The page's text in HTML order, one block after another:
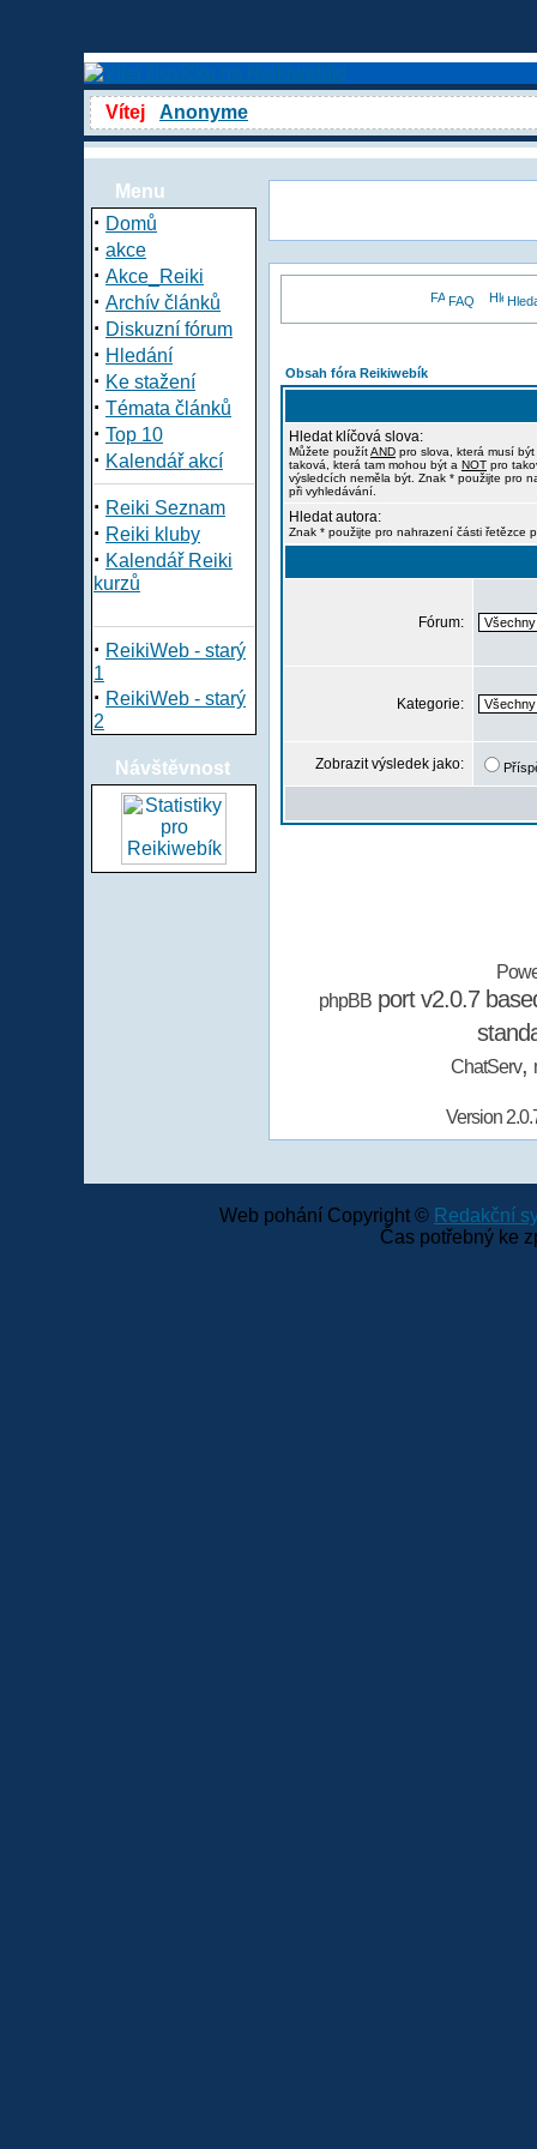
Vítej Anonyme
Menu
· Domů
· akce
· Akce_Reiki
· Archív článků
· Diskuzní fórum
· Hledání
· Ke stažení
· Témata článků
· Top 10
· Kalendář akcí
· Reiki Seznam
· Reiki kluby
· Kalendář Reiki
kurzů
· ReikiWeb - starý
1
· ReikiWeb - starý
2
Návštěvnost
FAQ
Obsah fóra Reikiwebík
Hledat klíčová slova:
Můžete použítAND pro slova, která musí
taková, která tam mohou být a NOT pro
výsledcích neměla být. Znak * použijte pro
při vyhledávání.
Hledat autora:
Znak * použijte pro nahrazení části řetězce
Fórum:
Kategorie:
Zobrazit výsledek jako:
phpBBport v2.0.7
ChatServ,
Version
Web pohání Copyright © Redakční
Čas potřebný ke